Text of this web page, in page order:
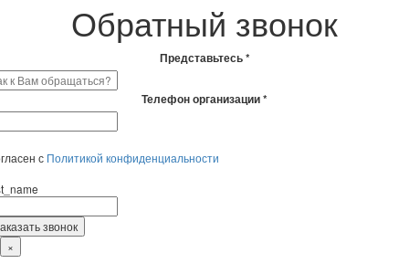
Обратный звонок
Представьтесь *
Телефон организации *
с Политикой конфиденциальности
×